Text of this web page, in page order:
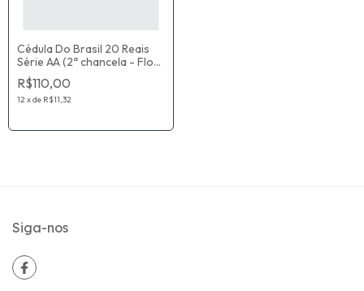
Cédula Do Brasil 20 Reais
Série AA (2ª chancela - Flor
De Estampa) Guido Mantega
/ Alexandre Antonio Tombini
R$110,00
12 xde R$11,32
Siga-nos